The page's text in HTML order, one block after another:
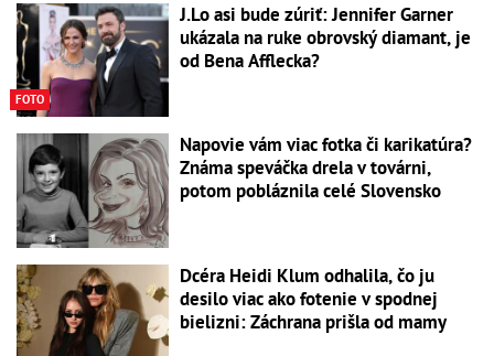
FOTO
J.Lo asi bude zúriť: Jennifer Garner
ukázala na ruke obrovský diamant, je
od Bena Afflecka?
Napovie vám viac fotka či karikatúra?
Známa speváčka drela v továrni,
potom pobláznila celé Slovensko
Dcéra Heidi Klum odhalila, čo ju
desilo viac ako fotenie v spodnej
bielizni: Záchrana prišla od mamy